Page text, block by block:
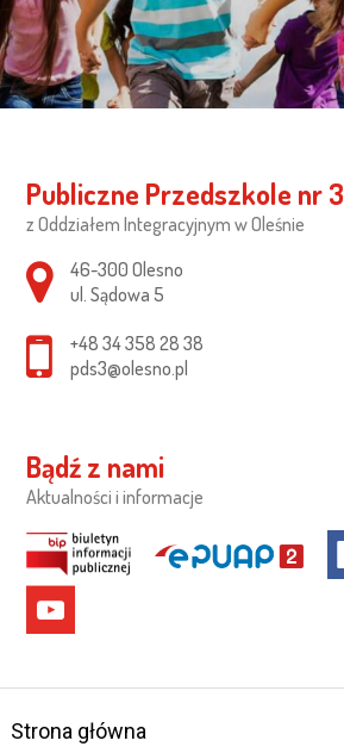
Publiczne Przedszkole nr 3
z Oddziałem Integracyjnym w Oleśnie
Adres pocztowy:
46-300 Olesno
ul. Sądowa 5
+48 34 358 28 38
pds3@olesno.pl
Bądź z nami
Aktualności i informacje
Strona główna